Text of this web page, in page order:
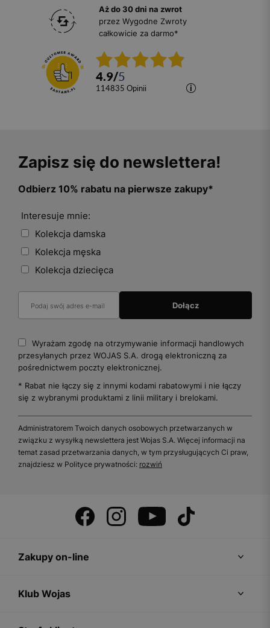
Aż do 30 dni na zwrot
przez Wygodne Zwroty
całkowicie za darmo*
4.9/5
114835 opinii
Zapisz się do newslettera!
Odbierz 10% rabatu na pierwsze zakupy*
Interesuje mnie:
Kolekcja damska
Kolekcja męska
Kolekcja dziecięca
Wyrażam zgodę na otrzymywanie informacji handlowych
przesyłanych przez WOJAS S.A. drogą elektroniczną za
pośrednictwem poczty elektronicznej.
* Rabat nie łączy się z innymi kodami rabatowymi i nie łączy
się z wybranymi produktami z linii military i brelokami.
Administratorem Twoich danych osobowych przetwarzanych w
związku z wysyłką newslettera jest Wojas S.A. Więcej informacji na
temat zasad przetwarzania danych, w tym przysługujących Ci praw,
znajdziesz w Polityce prywatności: rozwiń
Zakupy on-line
Klub Wojas